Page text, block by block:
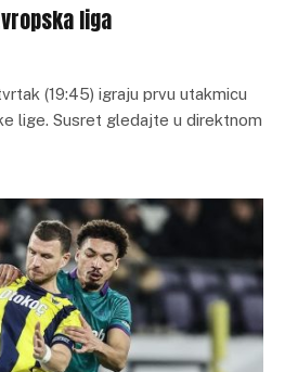
liga
(19:45) igraju prvu utakmicu
lige. Susret gledajte u direktnom